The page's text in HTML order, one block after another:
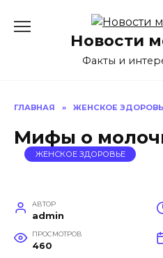
содержаниюНовости
Факты и
ГЛАВНАЯ » ЖЕНСКОЕ
Мифы о
ЖЕНСКОЕ ЗДОРОВЬЕ
АВТОР
admin
ПРОСМОТРОВ
460